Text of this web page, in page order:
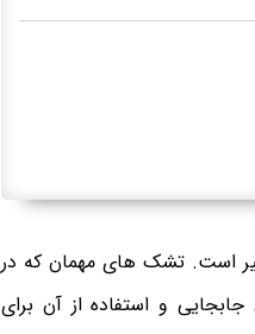
است. تشک های مهمان که در
جابجایی و استفاده از آن برای